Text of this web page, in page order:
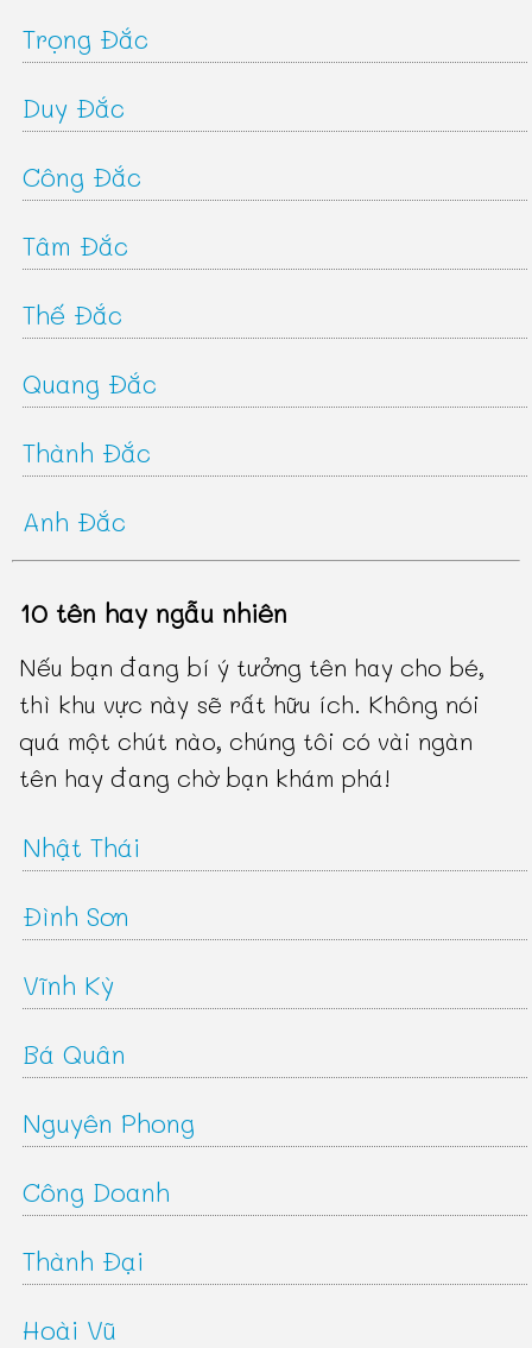
Trọng Đắc
Duy Đắc
Công Đắc
Tâm Đắc
Thế Đắc
Quang Đắc
Thành Đắc
Anh Đắc
10 tên hay ngẫu nhiên
Nếu bạn đang bí ý tưởng tên hay cho bé,
thì khu vực này sẽ rất hữu ích. Không nói
quá một chút nào, chúng tôi có vài ngàn
tên hay đang chờ bạn khám phá!
Nhật Thái
Đình Sơn
Vĩnh Kỳ
Bá Quân
Nguyên Phong
Công Doanh
Thành Đại
Hoài Vũ